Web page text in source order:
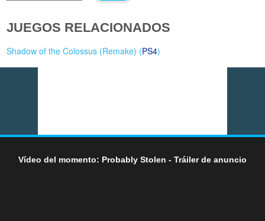
JUEGOS RELACIONADOS
Shadow of the Colossus (Remake) (PS4)
Vídeo del momento: Probably Stolen - Tráiler de anuncio